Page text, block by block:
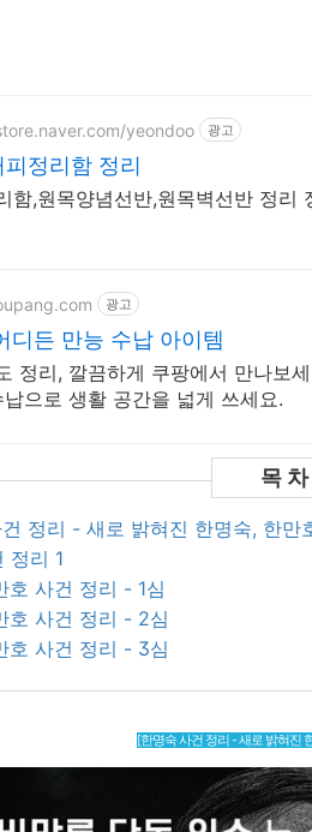
yeondoo 광고
정리함 정리
함,원목양념선반,원목벽선반 정리
광고
디든 만능 수납 아이템
정리, 깔끔하게 쿠팡에서 만나보
으로 생활 공간을 넓게 쓰세요.
정리 - 새로 밝혀진 한명숙, 한만
정리 1
호 사건 정리 - 1심
호 사건 정리 - 2심
호 사건 정리 - 3심
[한명숙 사건 정리 - 새로 밝혀진